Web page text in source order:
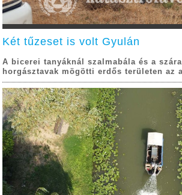
Két tűzeset is volt Gyulán
A bicerei tanyáknál szalmabála és a
horgásztavak mögötti erdős területen az